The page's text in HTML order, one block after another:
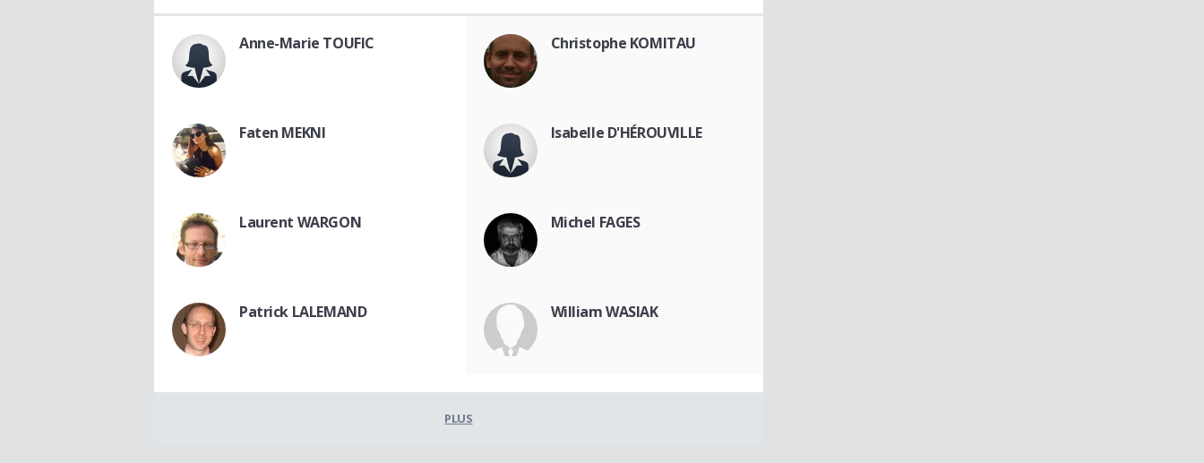
Anne-Marie TOUFIC Christophe KOMITAU
Faten MEKNI Isabelle D'HÉROUVILLE
Laurent WARGON Michel FAGES
Patrick LALEMAND William WASIAK
PLUS